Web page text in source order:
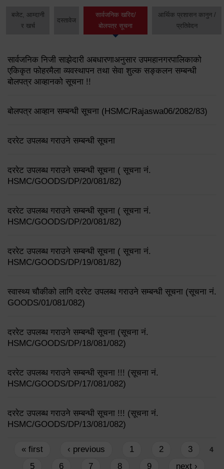
बजेट, आम्दानी
र खर्च
दस्तावेज
सार्वजनिक खरिद/
बोलपत्र सूचना
आर्थिक प्रशासन कानुन /
प्रतिवेदन
सार्वजनिक निजी साझेदारी अबधारणाअनुसार उपमहानगरपालिकाको
एकिकृत फोहरमैला व्यवस्थापन तथा सेवा शुल्क सङ्कलन सम्बन्धी
बोलपत्र आव्हानको सूचना !!
बोलपत्र आव्हान सम्बन्धी सूचना (HSMC/Rajaswa06/2082/83)
दररेट उपलब्ध गराउने सम्बन्धी सूचना
दररेट उपलब्ध गराउने सम्बन्धी सूचना ( सूचना नं.
HSMC/GOODS/DP/20/081/82)
दररेट उपलब्ध गराउने सम्बन्धी सूचना ( सूचना नं.
HSMC/GOODS/DP/20/081/82)
दररेट उपलब्ध गराउने सम्बन्धी सूचना ( सूचना नं.
HSMC/GOODS/DP/19/081/82)
स्वास्थ्य चौकीको लागि दररेट उपलब्ध गराउने सम्बन्धी सूचना (सूचना नं.
GOODS/01/081/082)
दररेट उपलब्ध गराउने सम्बन्धी सूचना (सूचना नं.
HSMC/GOODS/DP/18/081/082)
दररेट उपलब्ध गराउने सम्बन्धी सूचना !!! (सूचना नं.
HSMC/GOODS/DP/17/081/082)
दररेट उपलब्ध गराउने सम्बन्धी सूचना !!! (सूचना नं.
HSMC/GOODS/DP/13/081/082)
Pages
« first ‹ previous 1 2 3 4
5 6 7 8 9 next ›